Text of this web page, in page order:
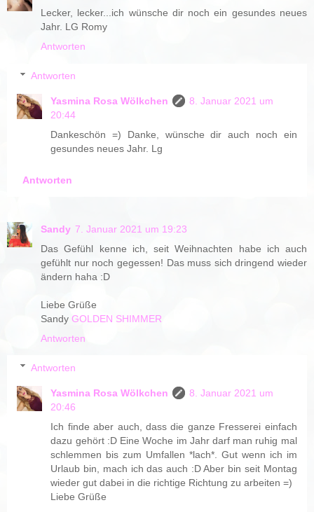
Lecker, lecker...ich wünsche dir noch ein gesundes neues
Jahr. LG Romy
Antworten
Antworten
Yasmina Rosa Wölkchen
8. Januar 2021 um
20:44
Dankeschön =) Danke, wünsche dir auch noch ein
gesundes neues Jahr. Lg
Antworten
Sandy 7. Januar 2021 um 19:23
Das Gefühl kenne ich, seit Weihnachten habe ich auch
gefühlt nur noch gegessen! Das muss sich dringend wieder
ändern haha :D
Liebe Grüße
Sandy GOLDEN SHIMMER
Antworten
Antworten
Yasmina Rosa Wölkchen
8. Januar 2021 um
20:46
Ich finde aber auch, dass die ganze Fresserei einfach
dazu gehört :D Eine Woche im Jahr darf man ruhig mal
schlemmen bis zum Umfallen *lach*. Gut wenn ich im
Urlaub bin, mach ich das auch :D Aber bin seit Montag
wieder gut dabei in die richtige Richtung zu arbeiten =)
Liebe Grüße